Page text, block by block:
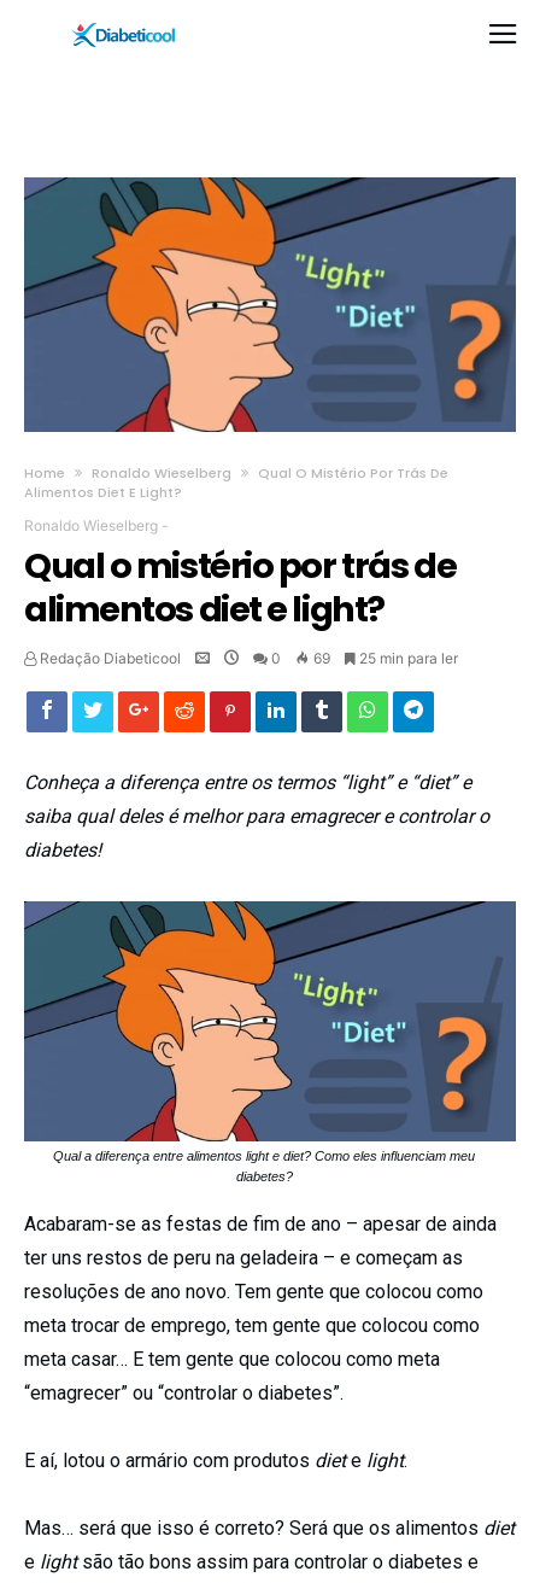
Home Ronaldo Wieselberg
Qual O Mistério Por Trás De
Alimentos Diet E Light?
Ronaldo Wieselberg -
Qual o mistério por trás de
alimentos diet e light?
Redação Diabeticool 0 69 25 min para ler
Conheça a diferença entre os termos “light” e “diet” e
saiba qual deles é melhor para emagrecer e controlar o
diabetes!
Qual a diferença entre alimentos light e diet? Como eles influenciam meu
diabetes?
Acabaram-se as festas de fim de ano – apesar de ainda
ter uns restos de peru na geladeira – e começam as
resoluções de ano novo. Tem gente que colocou como
meta trocar de emprego, tem gente que colocou como
meta casar… E tem gente que colocou como meta
“emagrecer” ou “controlar o diabetes”.
E aí, lotou o armário com produtos diete light.
Mas… será que isso é correto? Será que os alimentos diet
e lightsão tão bons assim para controlar o diabetes e